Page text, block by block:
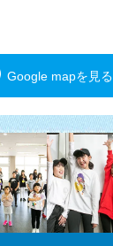
Google mapを見る